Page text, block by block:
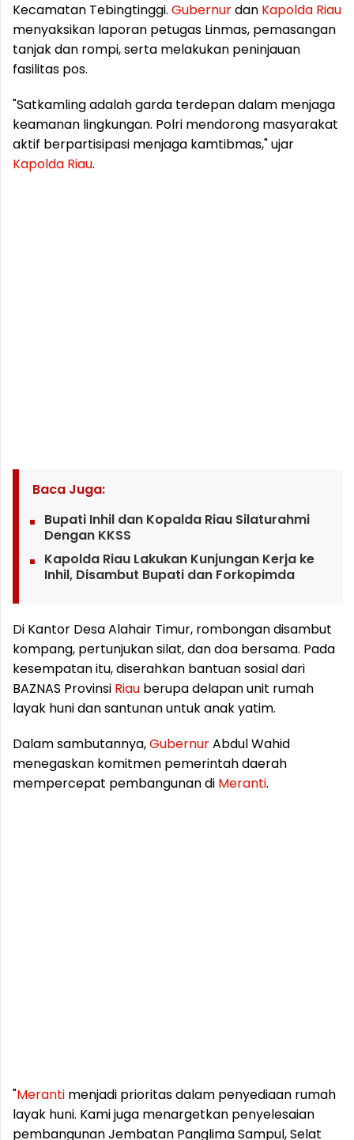
Kecamatan Tebingtinggi. Gubernurdan Kapolda Riau
menyaksikan laporan petugas Linmas, pemasangan
tanjak dan rompi, serta melakukan peninjauan
fasilitas pos.
"Satkamling adalah garda terdepan dalam menjaga
keamanan lingkungan. Polri mendorong masyarakat
aktif berpartisipasi menjaga kamtibmas," ujar
Kapolda Riau.
Baca Juga:
Bupati Inhil dan Kopalda Riau Silaturahmi
Dengan KKSS
Kapolda Riau Lakukan Kunjungan Kerja ke
Inhil, Disambut Bupati dan Forkopimda
Di Kantor Desa Alahair Timur, rombongan disambut
kompang, pertunjukan silat, dan doa bersama. Pada
kesempatan itu, diserahkan bantuan sosial dari
BAZNAS Provinsi Riau berupa delapan unit rumah
layak huni dan santunan untuk anak yatim.
Dalam sambutannya,GubernurAbdul Wahid
menegaskan komitmen pemerintah daerah
mempercepat pembangunan di Meranti.
"Meranti menjadi prioritas dalam penyediaan rumah
layak huni. Kami juga menargetkan penyelesaian
pembangunan Jembatan Panglima Sampul, Selat